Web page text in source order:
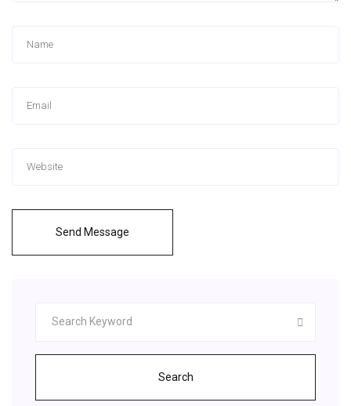
Send Message
Search